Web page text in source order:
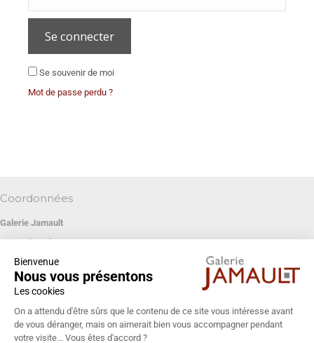
Bienvenue
Nous vous présentons
Les cookies
On a attendu d'être sûrs que le contenu de ce site vous intéresse avant
de vous déranger, mais on aimerait bien vous accompagner pendant
votre visite... Vous êtes d'accord ?
Se connecter
Se souvenir de moi
Mot de passe perdu ?
Coordonnées
Galerie Jamault
19 rue des Blancs Manteaux
75004 PARIS
+33 (0)1 42 74 13 85
galeriejamault@gmail.com